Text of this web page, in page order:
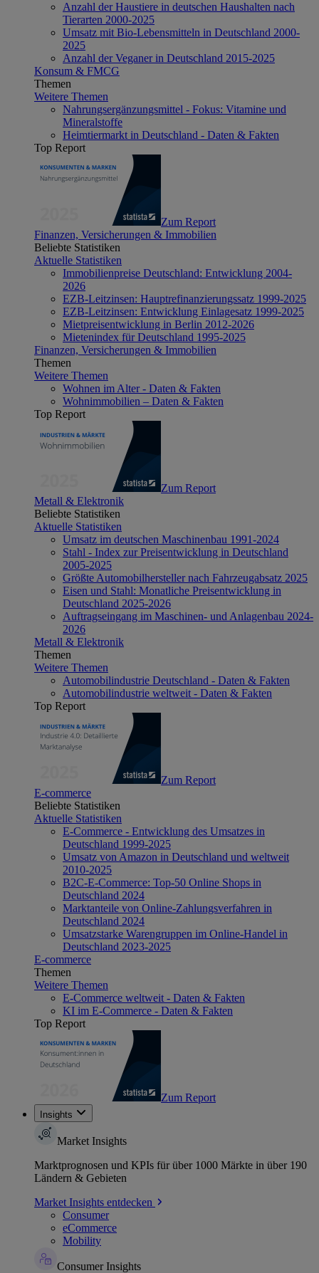
Anzahl der Haustiere in deutschen Haushalten nach
Tierarten 2000-2025
Umsatz mit Bio-Lebensmitteln in Deutschland 2000-
2025
Anzahl der Veganer in Deutschland 2015-2025
Konsum & FMCG
Themen
Weitere Themen
Nahrungsergänzungsmittel - Fokus: Vitamine und
Mineralstoffe
Heimtiermarkt in Deutschland - Daten & Fakten
Top Report
Zum Report
Finanzen, Versicherungen & Immobilien
Beliebte Statistiken
Aktuelle Statistiken
Immobilienpreise Deutschland: Entwicklung 2004-
2026
EZB-Leitzinsen: Hauptrefinanzierungssatz 1999-2025
EZB-Leitzinsen: Entwicklung Einlagesatz 1999-2025
Mietpreisentwicklung in Berlin 2012-2026
Mietenindex für Deutschland 1995-2025
Finanzen, Versicherungen & Immobilien
Themen
Weitere Themen
Wohnen im Alter - Daten & Fakten
Wohnimmobilien – Daten & Fakten
Top Report
Zum Report
Metall & Elektronik
Beliebte Statistiken
Aktuelle Statistiken
Umsatz im deutschen Maschinenbau 1991-2024
Stahl - Index zur Preisentwicklung in Deutschland
2005-2025
Größte Automobilhersteller nach Fahrzeugabsatz 2025
Eisen und Stahl: Monatliche Preisentwicklung in
Deutschland 2025-2026
Auftragseingang im Maschinen- und Anlagenbau 2024-
2026
Metall & Elektronik
Themen
Weitere Themen
Automobilindustrie Deutschland - Daten & Fakten
Automobilindustrie weltweit - Daten & Fakten
Top Report
Zum Report
E-commerce
Beliebte Statistiken
Aktuelle Statistiken
E-Commerce - Entwicklung des Umsatzes in
Deutschland 1999-2025
Umsatz von Amazon in Deutschland und weltweit
2010-2025
B2C-E-Commerce: Top-50 Online Shops in
Deutschland 2024
Marktanteile von Online-Zahlungsverfahren in
Deutschland 2024
Umsatzstarke Warengruppen im Online-Handel in
Deutschland 2023-2025
E-commerce
Themen
Weitere Themen
E-Commerce weltweit - Daten & Fakten
KI im E-Commerce - Daten & Fakten
Top Report
Zum Report
Insights
Market Insights
Marktprognosen und KPIs für über 1000 Märkte in über 190
Ländern & Gebieten
Market Insights entdecken
Consumer
eCommerce
Mobility
Consumer Insights